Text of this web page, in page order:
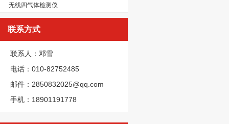
无线四气体检测仪
联系方式
联系人：邓雪
电话：010-82752485
邮件：2850832025@qq.com
手机：18901191778